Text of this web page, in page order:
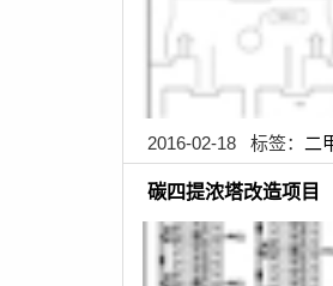
2016-02-18 标签： 二
碳四提浓塔改造项目